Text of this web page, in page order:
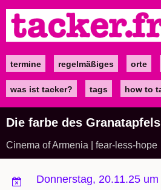
zum
Inhalt
Maintermine regelmäßiges orte
was ist tacker? tags how to
Die farbe des
Cinema of Armenia | fear-less-hope
Donnerstag, 20.11.25